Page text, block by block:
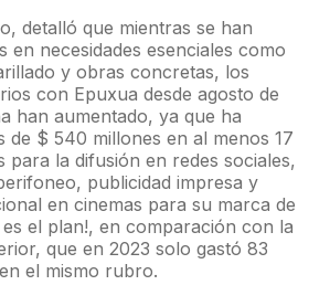
detalló que mientras se han
en necesidades esenciales como
y obras concretas, los
con Epuxua desde agosto de
han aumentado, ya que ha
de $ 540 millones en al menos 17
para la difusión en redes sociales,
publicidad impresa y
en cinemas para su marca de
el plan!, en comparación con la
que en 2023 solo gastó 83
el mismo rubro.